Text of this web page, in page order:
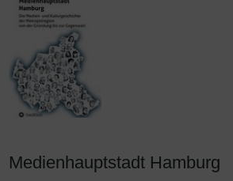
Medienhauptstadt Hamburg